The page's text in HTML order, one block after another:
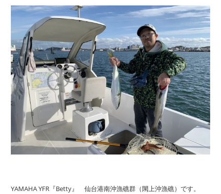
YAMAHA YFR『Betty』 仙台港南沖漁礁群（閖上沖漁礁）です。